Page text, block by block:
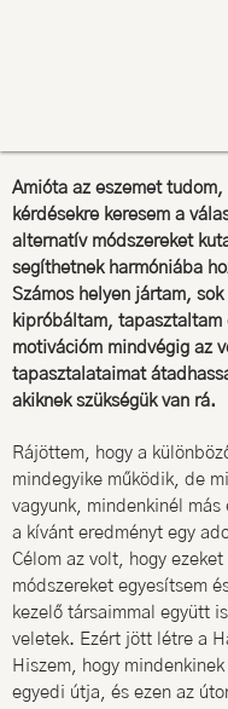
Amióta az eszemet tudom,
kérdésekre keresem a
alternatív módszereket
segíthetnek harmóniába
Számos helyen jártam,
kipróbáltam, tapasztaltam
motivációm mindvégig az
tapasztalataimat
akiknek szükségük van rá.
Rájöttem, hogy a
mindegyike működik, de
vagyunk, mindenkinél más
a kívánt eredményt egy
Célom az volt, hogy ezeket
módszereket egyesítsem
kezelő társaimmal együtt
veletek. Ezért jött létre a
Hiszem, hogy
egyedi útja, és ezen az